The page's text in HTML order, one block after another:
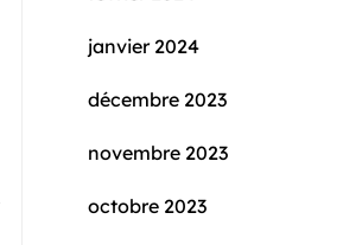
janvier 2024
décembre 2023
novembre 2023
octobre 2023